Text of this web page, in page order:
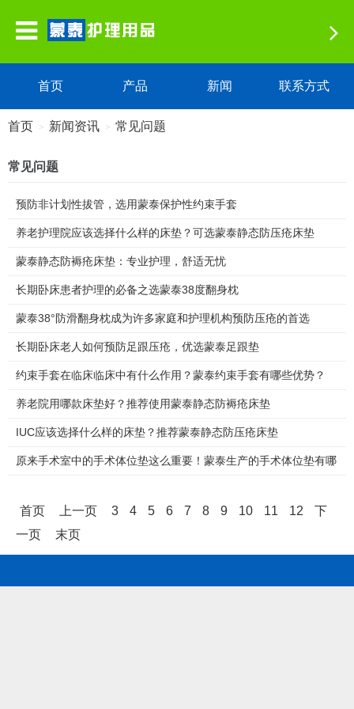
首页 产品 新闻 联系方式
首页 > 新闻资讯 > 常见问题
常见问题
预防非计划性拔管，选用蒙泰保护性约束手套
养老护理院应该选择什么样的床垫？可选蒙泰静态防压疮床垫
蒙泰静态防褥疮床垫：专业护理，舒适无忧
长期卧床患者护理的必备之选蒙泰38度翻身枕
蒙泰38°防滑翻身枕成为许多家庭和护理机构预防压疮的首选
长期卧床老人如何预防足跟压疮，优选蒙泰足跟垫
约束手套在临床临床中有什么作用？蒙泰约束手套有哪些优势？
养老院用哪款床垫好？推荐使用蒙泰静态防褥疮床垫
IUC应该选择什么样的床垫？推荐蒙泰静态防压疮床垫
原来手术室中的手术体位垫这么重要！蒙泰生产的手术体位垫有哪
首页 上一页 3 4 5 6 7 8 9 10 11 12
下
一页
末页